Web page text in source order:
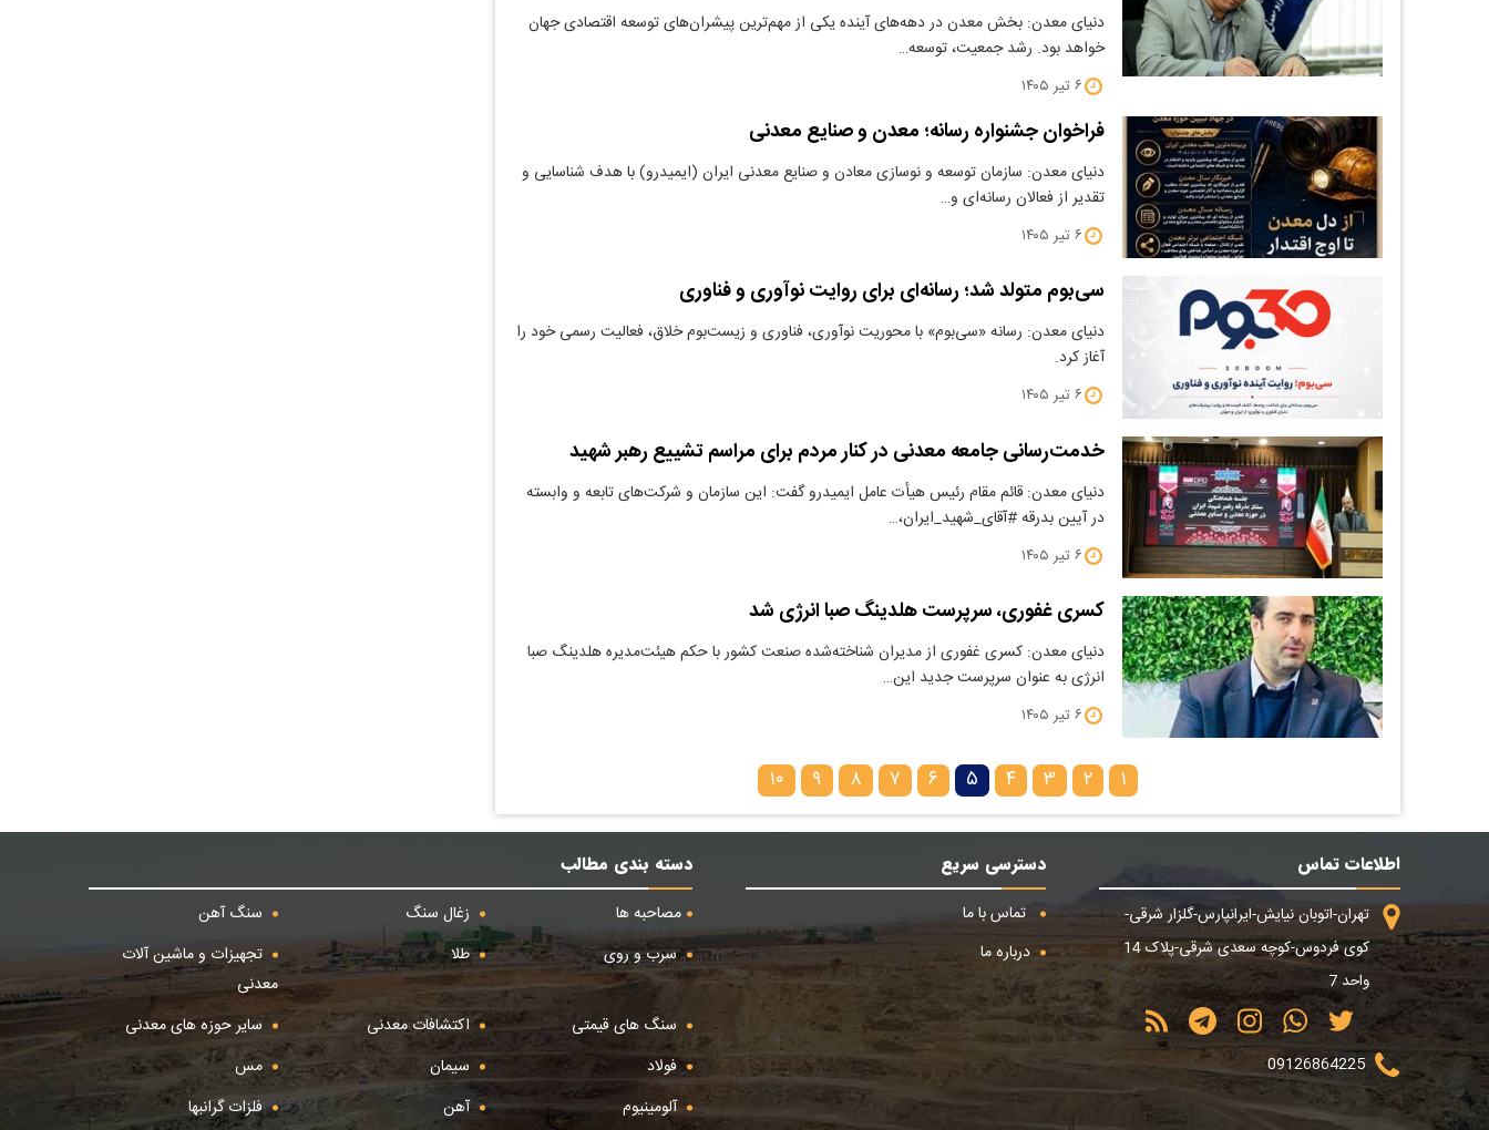
دنیای معدن: بخش معدن در دهه‌های آینده یکی از مهم‌ترین پیشران‌های توسعه اقتصادی جهان
خواهد بود. رشد جمعیت، توسعه…
۶ تیر ۱۴۰۵
فراخوان جشنواره رسانه؛ معدن و صنایع معدنی
دنیای معدن: سازمان توسعه و نوسازی معادن و صنایع معدنی ایران (ایمیدرو) با هدف شناسایی و
تقدیر از فعالان رسانه‌ای و…
۶ تیر ۱۴۰۵
سی‌بوم متولد شد؛ رسانه‌ای برای روایت نوآوری و فناوری
دنیای معدن: رسانه «سی‌بوم» با محوریت نوآوری، فناوری و زیست‌بوم خلاق، فعالیت رسمی خود را
آغاز کرد.
۶ تیر ۱۴۰۵
خدمت‌رسانی جامعه معدنی در کنار مردم برای مراسم تشییع رهبر شهید
دنیای معدن: قائم مقام رئیس هیأت عامل ایمیدرو گفت: این سازمان و شرکت‌های تابعه و وابسته
در آیین بدرقه #آقای_شهید_ایران،…
۶ تیر ۱۴۰۵
کسری غفوری، سرپرست هلدینگ صبا انرژی شد
دنیای معدن: کسری غفوری از مدیران شناخته‌شده صنعت کشور با حکم هیئت‌مدیره هلدینگ صبا
انرژی به عنوان سرپرست جدید این…
۶ تیر ۱۴۰۵
۱ ۲ ۳ ۴ ۵ ۶ ۷ ۸ ۹ ۱۰
اطلاعات تماس
تهران-اتوبان نیایش-ایرانپارس-گلزار شرقی-
کوی فردوس-کوچه سعدی شرقی-پلاک 14
واحد 7
09126864225
دسترسی سریع
تماس با ما
درباره ما
دسته بندی مطالب
مصاحبه ها
زغال سنگ
سنگ آهن
سرب و روی
طلا
تجهیزات و ماشین آلات
معدنی
سنگ های قیمتی
اکتشافات معدنی
سایر حوزه های معدنی
فولاد
سیمان
مس
آلومینیوم
آهن فلزات گرانبها